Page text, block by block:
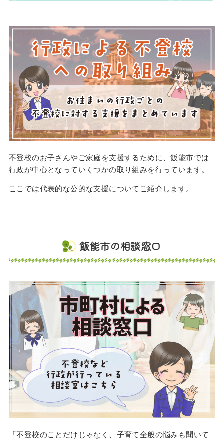
不登校のお子さんやご家庭を支援するために、飯能市では
行政が中心となっていくつかの取り組みを行っています。
ここでは代表的な公的な支援についてご紹介します。
飯能市の相談窓口
「不登校のことだけじゃなく、子育て全般の悩みも聞いて